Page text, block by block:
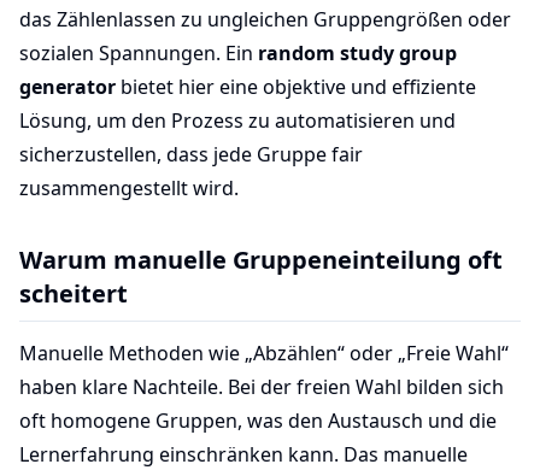
das Zählenlassen zu ungleichen Gruppengrößen oder
sozialen Spannungen. Ein random study group
generator bietet hier eine objektive und effiziente
Lösung, um den Prozess zu automatisieren und
sicherzustellen, dass jede Gruppe fair
zusammengestellt wird.
Warum manuelle Gruppeneinteilung oft
scheitert
Manuelle Methoden wie „Abzählen“ oder „Freie Wahl“
haben klare Nachteile. Bei der freien Wahl bilden sich
oft homogene Gruppen, was den Austausch und die
Lernerfahrung einschränken kann. Das manuelle